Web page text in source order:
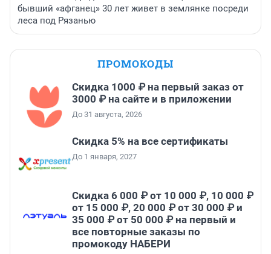
бывший «афганец» 30 лет живет в землянке посреди
леса под Рязанью
ПРОМОКОДЫ
Скидка 1000 ₽ на первый заказ от
3000 ₽ на сайте и в приложении
До 31 августа, 2026
Скидка 5% на все сертификаты
До 1 января, 2027
Скидка 6 000 ₽ от 10 000 ₽, 10 000 ₽
от 15 000 ₽, 20 000 ₽ от 30 000 ₽ и
35 000 ₽ от 50 000 ₽ на первый и
все повторные заказы по
промокоду НАБЕРИ